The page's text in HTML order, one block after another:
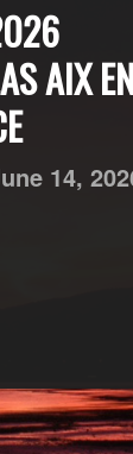
AIX
14,